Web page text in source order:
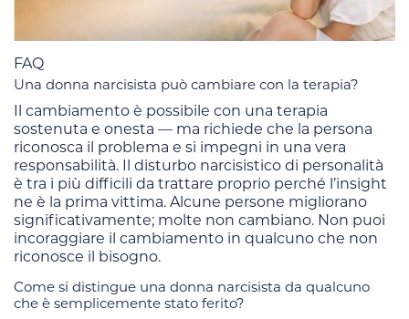
FAQ
Una donna narcisista può cambiare con la terapia?
Il cambiamento è possibile con una terapia
sostenuta e onesta — ma richiede che la persona
riconosca il problema e si impegni in una vera
responsabilità. Il disturbo narcisistico di personalità
è tra i più difficili da trattare proprio perché l’insight
ne è la prima vittima. Alcune persone migliorano
significativamente; molte non cambiano. Non puoi
incoraggiare il cambiamento in qualcuno che non
riconosce il bisogno.
Come si distingue una donna narcisista da qualcuno
che è semplicemente stato ferito?